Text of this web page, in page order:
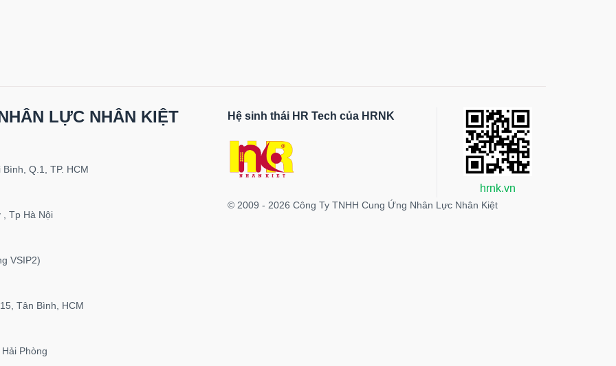
LỰC NHÂN KIỆT
Q.1, TP. HCM
, Tp Hà Nội
VSIP2)
Tân Bình, HCM
Phòng
Hệ sinh thái HR Tech của HRNK
hrnk.vn
© 2009 - 2026 Công Ty TNHH Cung Ứng Nhân Lực Nhân Kiệt